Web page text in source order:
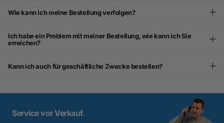
Wie kann ich meine Bestellung verfolgen?
Ich habe ein Problem mit meiner Bestellung, wie kann ich Sie
erreichen?
Kann ich auch für geschäftliche Zwecke bestellen?
Service vor Verkauf.